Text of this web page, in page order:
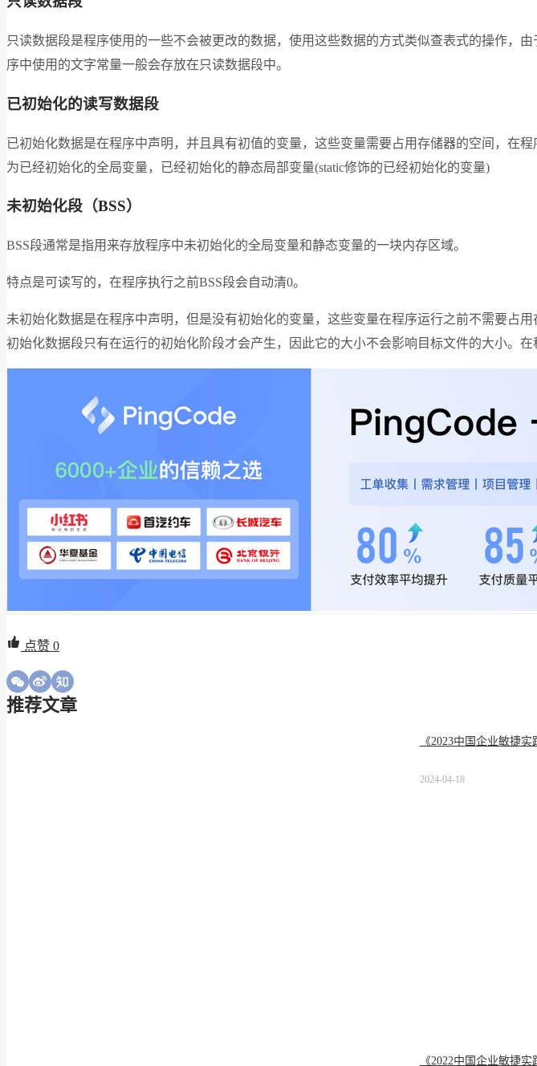
只读数据段是程序使用的一些不会被更改的数据，使用这些数据的方式类似查表式的操作，
序中使用的文字常量一般会存放在只读数据段中。
已初始化的读写数据段
已初始化数据是在程序中声明，并且具有初值的变量，这些变量需要占用存储器的空间，在
为已经初始化的全局变量，已经初始化的静态局部变量(static修饰的已经初始化的变量)
未初始化段（BSS）
BSS段通常是指用来存放程序中未初始化的全局变量和静态变量的一块内存区域。
特点是可读写的，在程序执行之前BSS段会自动清0。
未初始化数据是在程序中声明，但是没有初始化的变量，这些变量在程序运行之前不需要占
初始化数据段只有在运行的初始化阶段才会产生，因此它的大小不会影响目标文件的大小。
点赞 0
推荐文章
《2023中国企业敏捷
2024-04-18
《2022中国企业敏捷